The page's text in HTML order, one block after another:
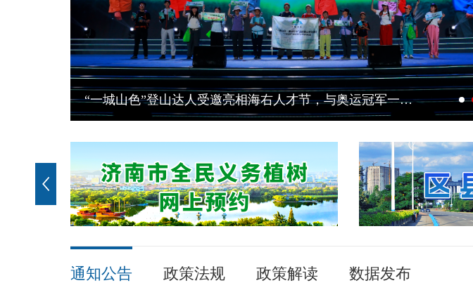
“一城山色”登山达人受邀亮相海右人才节，与奥运冠军一道向您发出登山打卡邀请
通知公告 政策法规 政策解读 数据发布